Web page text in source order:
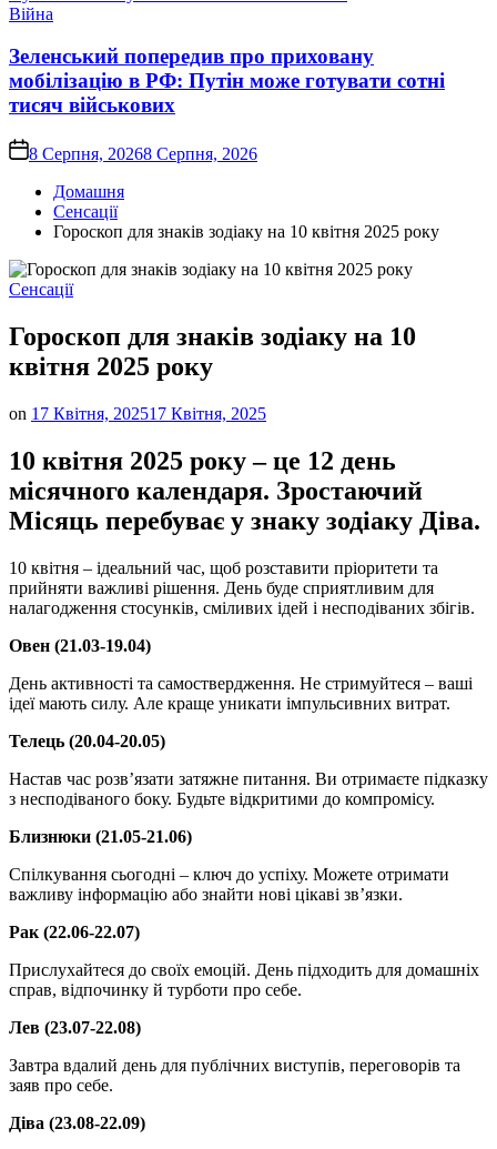
Опублікувати
Війна
Зеленський попередив про приховану
мобілізацію в РФ: Путін може готувати сотні
тисяч військових
on8 Серпня, 20268 Серпня, 2026
Домашня
Сенсації
Гороскоп для знаків зодіаку на 10 квітня 2025 року
Опублікувати
Сенсації
Гороскоп для знаків зодіаку на 10
квітня 2025 року
on 17 Квітня, 202517 Квітня, 2025
10 квітня 2025 року – це 12 день
місячного календаря. Зростаючий
Місяць перебуває у знаку зодіаку Діва.
10 квітня – ідеальний час, щоб розставити пріоритети та
прийняти важливі рішення. День буде сприятливим для
налагодження стосунків, сміливих ідей і несподіваних збігів.
Овен (21.03-19.04)
День активності та самоствердження. Не стримуйтеся – ваші
ідеї мають силу. Але краще уникати імпульсивних витрат.
Телець (20.04-20.05)
Настав час розв’язати затяжне питання. Ви отримаєте підказку
з несподіваного боку. Будьте відкритими до компромісу.
Близнюки (21.05-21.06)
Спілкування сьогодні – ключ до успіху. Можете отримати
важливу інформацію або знайти нові цікаві зв’язки.
Рак (22.06-22.07)
Прислухайтеся до своїх емоцій. День підходить для домашніх
справ, відпочинку й турботи про себе.
Лев (23.07-22.08)
Завтра вдалий день для публічних виступів, переговорів та
заяв про себе.
Діва (23.08-22.09)